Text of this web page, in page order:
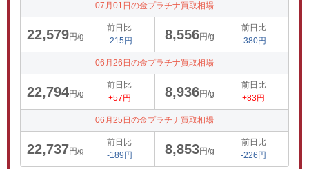
07月01日の金プラチナ買取相場
22,579円/g
前日比
-215円
8,556円/g
前日比
-380円
06月26日の金プラチナ買取相場
22,794円/g
前日比
+57円
8,936円/g
前日比
+83円
06月25日の金プラチナ買取相場
22,737円/g
前日比
-189円
8,853円/g
前日比
-226円